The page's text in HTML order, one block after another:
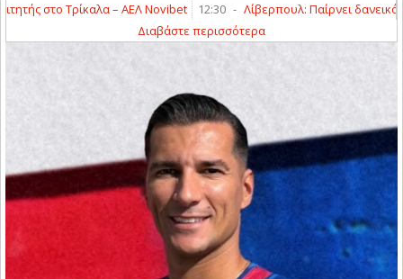
στο Τρίκαλα – ΑΕΛ Novibet 12:30 - Λίβερπουλ: Παίρνει δανεικό
Διαβάστε περισσότερα